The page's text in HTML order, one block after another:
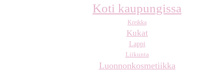
Koti kaupungissa
Kreikka
Kukat
Lappi
Liikunta
Luonnonkosmetiikka